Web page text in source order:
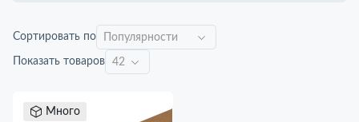
Сортировать по
Показать товаров
Много